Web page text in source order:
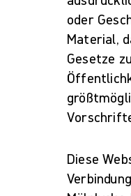
oder
Material,
Gesetze
Diese